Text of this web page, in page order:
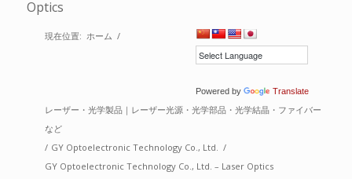
Optics
Powered by Translate
現在位置: ホーム /
レーザー・光学製品｜レーザー光源・光学部品・光学結晶・ファイバー
など
/ GY Optoelectronic Technology Co., Ltd. /
GY Optoelectronic Technology Co., Ltd. – Laser Optics